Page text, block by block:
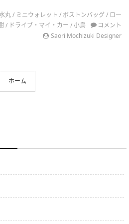
丸/ ミニウォレット / ボストンバッグ/ ロー
/ ドライブ・マイ・カー /小鳥
コメント
Saori Mochizuki Designer
ホーム